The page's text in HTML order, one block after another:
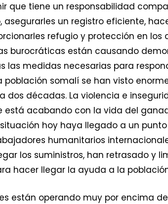
que tiene un responsabilidad
asegurarles un registro eficiente,
refugio y protección en los
burocráticas están causando
las medidas necesarias para
población somalí se han visto
décadas. La violencia e
acabando con la vida del
hoy haya llegado a un
humanitarios
los suministros, han retrasado y
hacer llegar la ayuda a la
están operando muy por encima